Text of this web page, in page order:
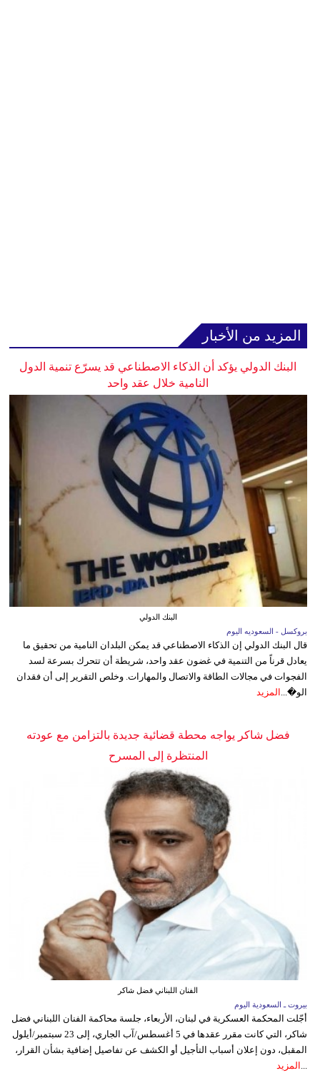
المزيد من الأخبار
البنك الدولي يؤكد أن الذكاء الاصطناعي قد يسرّع تنمية الدول
النامية خلال عقد واحد
البنك الدولي
بروكسل - السعوديه اليوم
قال البنك الدولي إن الذكاء الاصطناعي قد يمكن البلدان النامية من تحقيق ما
يعادل قرناً من التنمية في غضون عقد واحد، شريطة أن تتحرك بسرعة لسد
الفجوات في مجالات الطاقة والاتصال والمهارات. وخلص التقرير إلى أن فقدان
الو�... المزيد
فضل شاكر يواجه محطة قضائية جديدة بالتزامن مع عودته
المنتظرة إلى المسرح
الفنان اللبناني فضل شاكر
بيروت ـ السعودية اليوم
أجّلت المحكمة العسكرية في لبنان، الأربعاء، جلسة محاكمة الفنان اللبناني فضل
شاكر، التي كانت مقرر عقدها في 5 أغسطس/آب الجاري، إلى 23 سبتمبر/أيلول
المقبل، دون إعلان أسباب التأجيل أو الكشف عن تفاصيل إضافية بشأن القرار،
... المزيد